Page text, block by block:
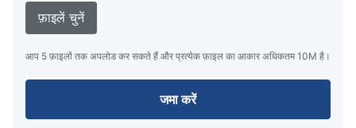
फ़ाइलें चुनें
आप 5 फ़ाइलों तक अपलोड कर सकते हैं और प्रत्येक फ़ाइल का आकार अधिकतम 10M है।
जमा करें